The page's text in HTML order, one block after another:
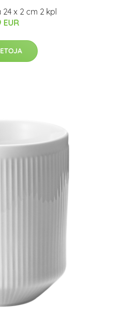
x 2 cm 2 kpl
EUR